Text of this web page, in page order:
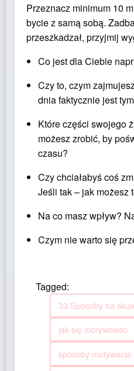
Przeznacz minimum 10
bycie z samą sobą.
przeszkadzał, przyjmij
Co jest dla Ciebie
Czy to, czym
dnia faktycznie jest
Które części swojego
możesz zrobić, by
czasu?
Czy chciałabyś coś
Jeśli tak – jak możesz
Na co masz wpływ?
Czym nie warto się
Tagged:
33 Sposoby na
jak się motywować
sposoby motywacja